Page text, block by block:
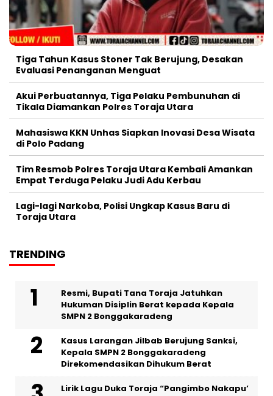
Tiga Tahun Kasus Stoner Tak Berujung, Desakan
Evaluasi Penanganan Menguat
Akui Perbuatannya, Tiga Pelaku Pembunuhan di
Tikala Diamankan Polres Toraja Utara
Mahasiswa KKN Unhas Siapkan Inovasi Desa Wisata
di Polo Padang
Tim Resmob Polres Toraja Utara Kembali Amankan
Empat Terduga Pelaku Judi Adu Kerbau
Lagi-lagi Narkoba, Polisi Ungkap Kasus Baru di
Toraja Utara
TRENDING
Resmi, Bupati Tana Toraja Jatuhkan
Hukuman Disiplin Berat kepada Kepala
SMPN 2 Bonggakaradeng
Kasus Larangan Jilbab Berujung Sanksi,
Kepala SMPN 2 Bonggakaradeng
Direkomendasikan Dihukum Berat
Lirik Lagu Duka Toraja “Pangimbo Nakapu’